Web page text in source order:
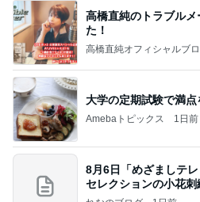
高橋直純のトラブル
た！
高橋直純オフィシャルブ
大学の定期試験で満
Amebaトピックス 1日前
8月6日「めざましテ
セレクションの小花
ン